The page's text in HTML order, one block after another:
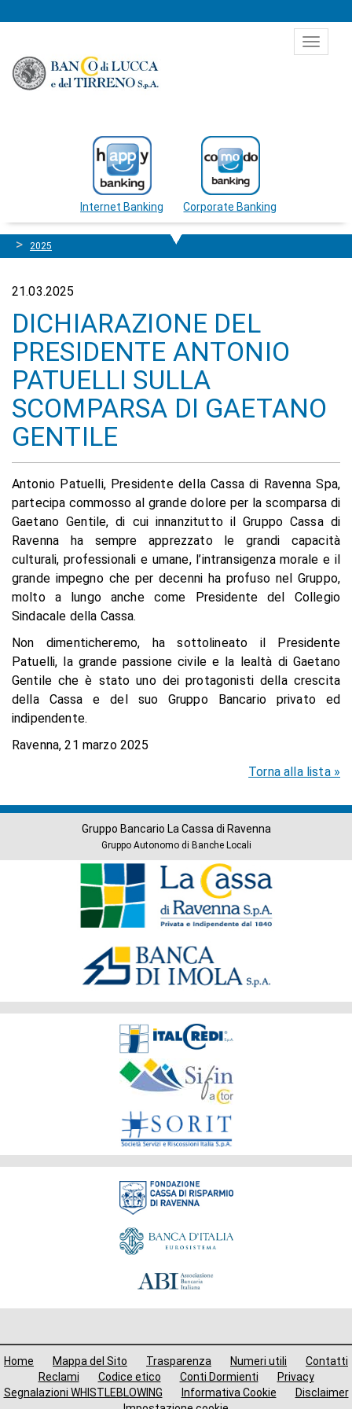
Toggle
Internet Banking Corporate Banking
2025
21.03.2025
DICHIARAZIONE DEL
PRESIDENTE ANTONIO
PATUELLI SULLA
SCOMPARSA DI GAETANO
GENTILE
Antonio Patuelli, Presidente della Cassa di Ravenna Spa,
partecipa commosso al grande dolore per la scomparsa di
Gaetano Gentile, di cui innanzitutto il Gruppo Cassa di
Ravenna ha sempre apprezzato le grandi capacità
culturali, professionali e umane, l’intransigenza morale e il
grande impegno che per decenni ha profuso nel Gruppo,
molto a lungo anche come Presidente del Collegio
Sindacale della Cassa.
Non dimenticheremo, ha sottolineato il Presidente
Patuelli, la grande passione civile e la lealtà di Gaetano
Gentile che è stato uno dei protagonisti della crescita
della Cassa e del suo Gruppo Bancario privato ed
indipendente.
Ravenna, 21 marzo 2025
Torna alla lista »
Gruppo Bancario La Cassa di Ravenna
Gruppo Autonomo di Banche Locali
Fondazione
Home Mappa del Sito Trasparenza Numeri utili
Contatti
Reclami
Codice etico Conti Dormienti
Privacy
Segnalazioni WHISTLEBLOWING
Informativa Cookie
Disclaimer